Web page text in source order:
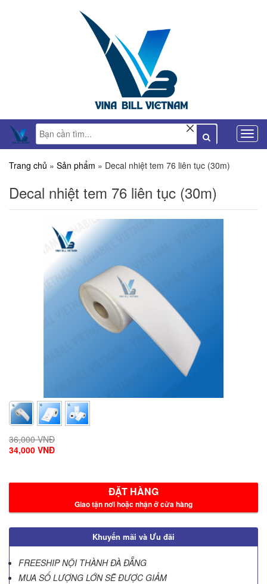
Trang chủ » Sản phẩm » Decal nhiệt tem 76 liên tục (30m)
Decal nhiệt tem 76 liên tục (30m)
36,000 VNĐ
34,000 VNĐ
ĐẶT HÀNG
Giao tận nơi hoặc nhận ở cửa hàng
Khuyến mãi và Ưu đãi
FREESHIP NỘI THÀNH ĐÀ ĐẴNG
MUA SỐ LƯỢNG LỚN SẼ ĐƯỢC GIẢM